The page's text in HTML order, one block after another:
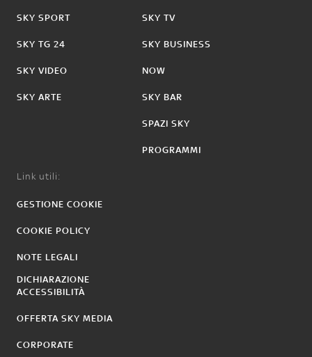
SKY SPORT
SKY TG 24
SKY VIDEO
SKY ARTE
SKY TV
SKY BUSINESS
NOW
SKY BAR
SPAZI SKY
PROGRAMMI
Link utili:
GESTIONE COOKIE
COOKIE POLICY
NOTE LEGALI
DICHIARAZIONE
ACCESSIBILITÀ
OFFERTA SKY MEDIA
CORPORATE